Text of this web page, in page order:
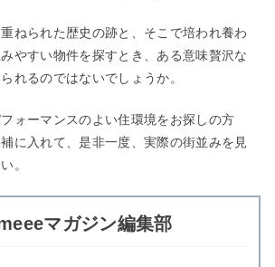
ねられた歴史の跡と、そこで培われ養わ
やすい物件を探すとき、ある意味贅沢な
れるのではないでしょうか。
ォーマンスのよい住環境をお探しの方
に入れて、是非一度、実際の街並みを見
。
マガジン編集部